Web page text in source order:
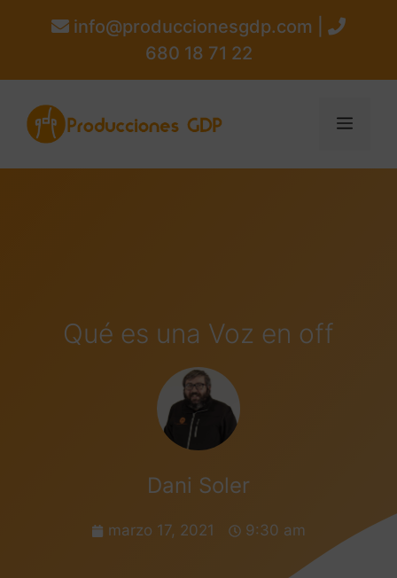
info@produccionesgdp.com |
680 18 71 22
Qué es una Voz en off
Dani Soler
marzo 17, 2021 9:30 am